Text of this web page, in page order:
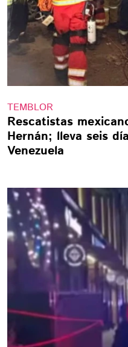
TEMBLOR
Rescatistas
Hernán; lleva seis
Venezuela